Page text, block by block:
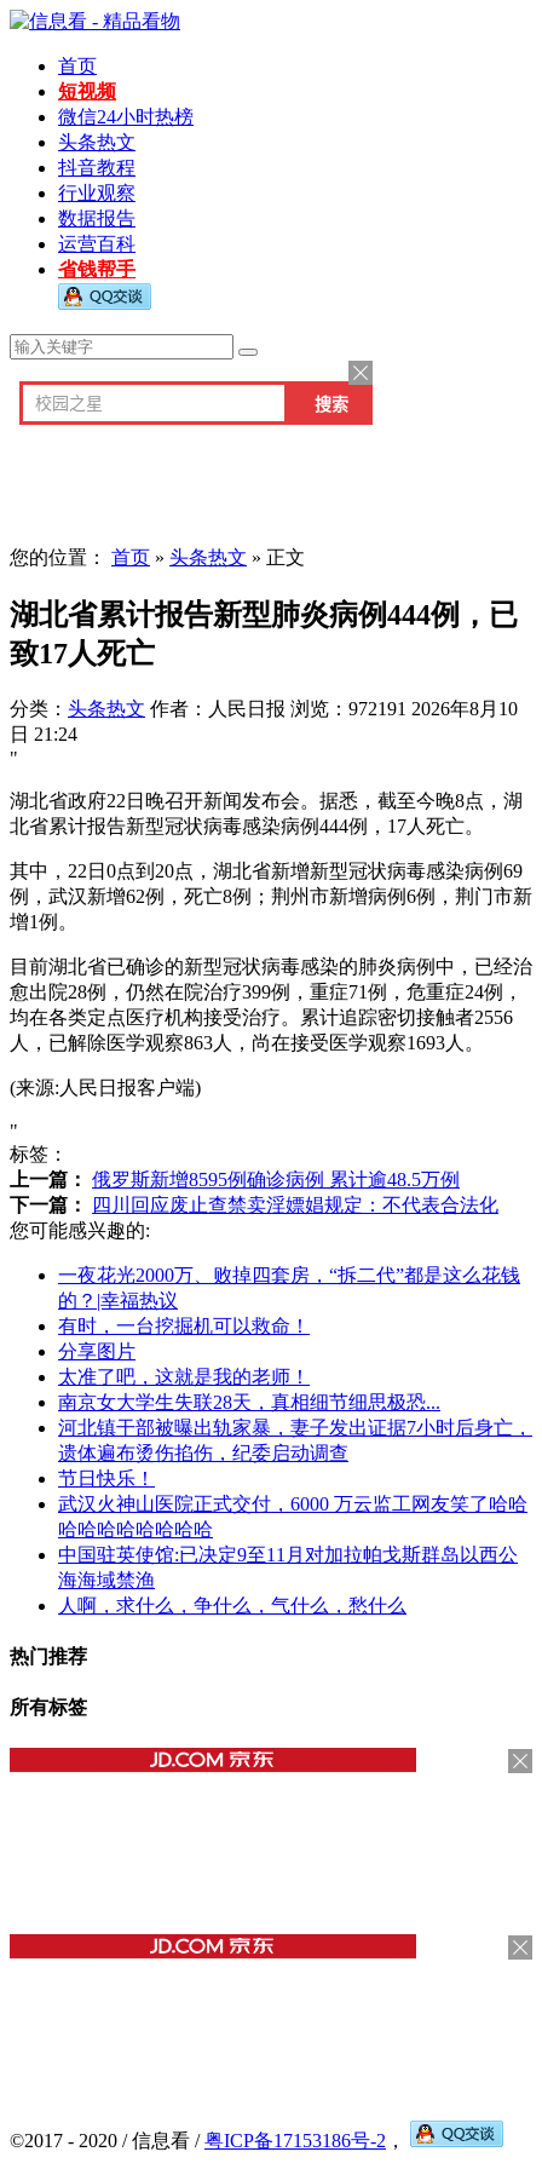
首页
短视频
微信24小时热榜
头条热文
抖音教程
行业观察
数据报告
运营百科
省钱帮手
您的位置： 首页 » 头条热文 » 正文
湖北省累计报告新型肺炎病例444例，已
致17人死亡
分类： 头条热文 作者：人民日报 浏览：972191 2026年8月10
日 21:24
"
湖北省政府22日晚召开新闻发布会。据悉，截至今晚8点，湖
北省累计报告新型冠状病毒感染病例444例，17人死亡。
其中，22日0点到20点，湖北省新增新型冠状病毒感染病例69
例，武汉新增62例，死亡8例；荆州市新增病例6例，荆门市新
增1例。
目前湖北省已确诊的新型冠状病毒感染的肺炎病例中，已经治
愈出院28例，仍然在院治疗399例，重症71例，危重症24例，
均在各类定点医疗机构接受治疗。累计追踪密切接触者2556
人，已解除医学观察863人，尚在接受医学观察1693人。
(来源:人民日报客户端)
"
标签：
上一篇： 俄罗斯新增8595例确诊病例 累计逾48.5万例
下一篇：
四川回应废止查禁卖淫嫖娼规定：不代表合法化
您可能感兴趣的:
一夜花光2000万、败掉四套房，“拆二代”都是这么花钱
的？|幸福热议
有时，一台挖掘机可以救命！
分享图片
太准了吧，这就是我的老师！
南京女大学生失联28天，真相细节细思极恐...
河北镇干部被曝出轨家暴，妻子发出证据7小时后身亡，
遗体遍布烫伤掐伤，纪委启动调查
节日快乐！
武汉火神山医院正式交付，6000 万云监工网友笑了哈哈
哈哈哈哈哈哈哈哈
中国驻英使馆:已决定9至11月对加拉帕戈斯群岛以西公
海海域禁渔
人啊，求什么，争什么，气什么，愁什么
热门推荐
所有标签
©2017 - 2020 / 信息看 /粤ICP备17153186号-2 ，